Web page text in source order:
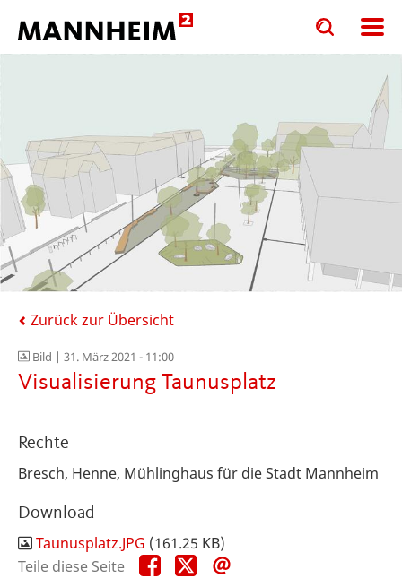
Toggle
search
input
Toggle
search
input
Zurück zur Übersicht
Bild | 31. März 2021 - 11:00
Visualisierung Taunusplatz
Rechte
Bresch, Henne, Mühlinghaus für die Stadt Mannheim
Download
Taunusplatz.JPG (161.25 KB)
Teile diese Seite
Teile
diese
Teile
diese